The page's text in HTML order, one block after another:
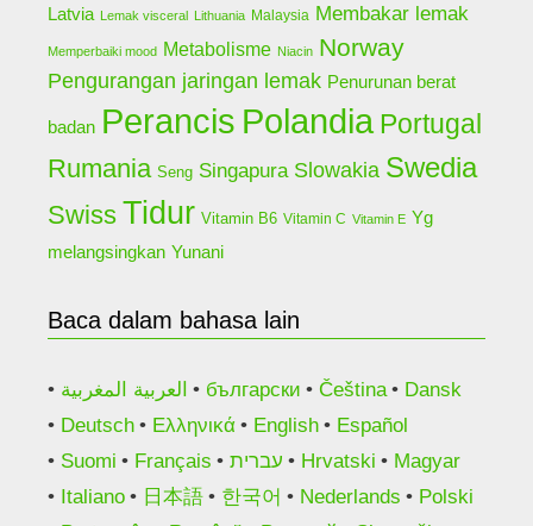
Latvia Lemak visceral Lithuania Malaysia Membakar lemak
Memperbaiki mood Metabolisme Niacin Norway
Pengurangan jaringan lemak Penurunan berat
badan Perancis Polandia Portugal
Rumania Seng Singapura Slowakia Swedia
Swiss Tidur Vitamin B6 Vitamin C Vitamin E Yg
melangsingkan Yunani
Baca dalam bahasa lain
العربية المغربية български Čeština
Dansk
Deutsch
Ελληνικά English
Español
Suomi
Français עברית Hrvatski
Magyar
Italiano
日本語 한국어 Nederlands
Polski